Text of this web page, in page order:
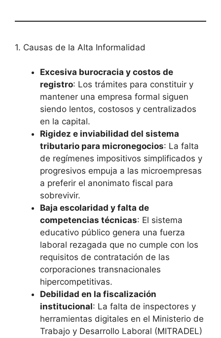
1. Causas de la Alta Informalidad
Excesiva burocracia y costos de
registro: Los trámites para constituir y
mantener una empresa formal siguen
siendo lentos, costosos y centralizados
en la capital.
Rigidez e inviabilidad del sistema
tributario para micronegocios: La falta
de regímenes impositivos simplificados y
progresivos empuja a las microempresas
a preferir el anonimato fiscal para
sobrevivir.
Baja escolaridad y falta de
competencias técnicas: El sistema
educativo público genera una fuerza
laboral rezagada que no cumple con los
requisitos de contratación de las
corporaciones transnacionales
hipercompetitivas.
Debilidad en la fiscalización
institucional: La falta de inspectores y
herramientas digitales en el Ministerio de
Trabajo y Desarrollo Laboral (MITRADEL)